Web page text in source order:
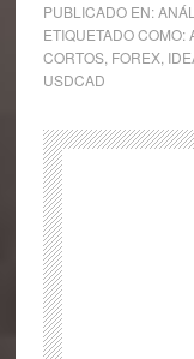
PUBLICADO EN:
ETIQUETADO COMO:
CORTOS, FOREX,
USDCAD